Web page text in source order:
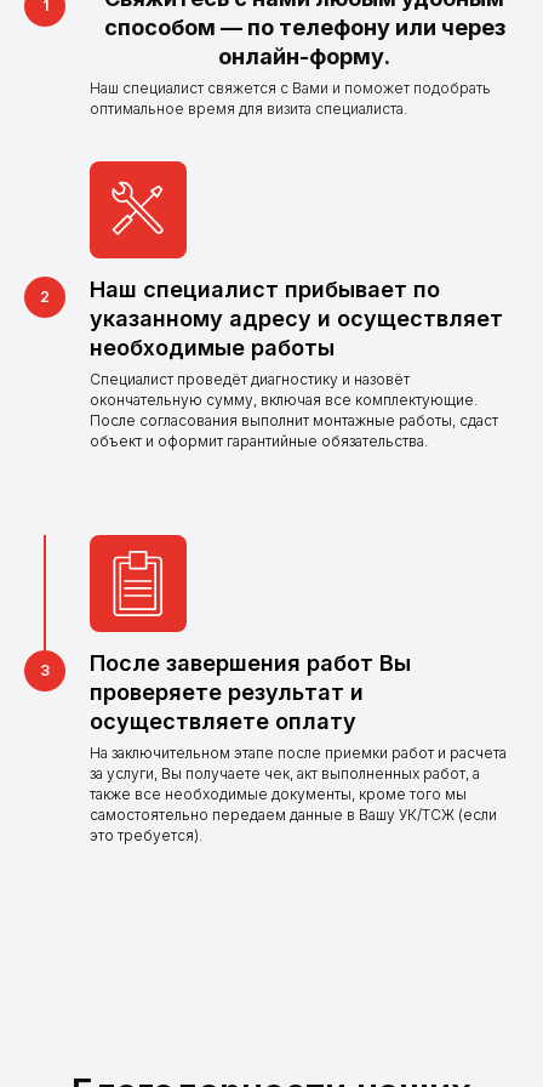
способом — по телефону или через
онлайн-форму.
Наш специалист свяжется с Вами и поможет подобрать
оптимальное время для визита специалиста.
Наш специалист прибывает по
указанному адресу и осуществляет
необходимые работы
Специалист проведёт диагностику и назовёт
окончательную сумму, включая все комплектующие.
После согласования выполнит монтажные работы, сдаст
объект и оформит гарантийные обязательства.
После завершения работ Вы
проверяете результат и
осуществляете оплату
На заключительном этапе после приемки работ и расчета
за услуги, Вы получаете чек, акт выполненных работ, а
также все необходимые документы, кроме того мы
самостоятельно передаем данные в Вашу УК/ТСЖ (если
это требуется).
Оставить заявку
Оставьте заявку и наш
оператор свяжется
с Вами в ближайшее
время
Нужна поверка,
установка